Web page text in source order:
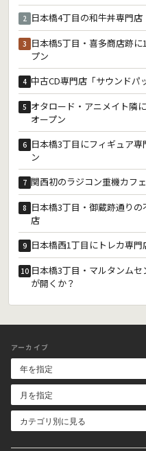
2 日本橋4丁目の和牛丼専門
3 日本橋5丁目・喜多商店跡
プン
4 中古CD専門店「サウンドパ
5 オタロード・アニメイト隣
オープン
6 日本橋3丁目にフィギュア
ン
7 関西初のラジコン重機カフ
8 日本橋3丁目・御蔵跡通り
店
9 日本橋西1丁目にトレカ専
10 日本橋3丁目・マルタンム
が開くか？
アーカイブ